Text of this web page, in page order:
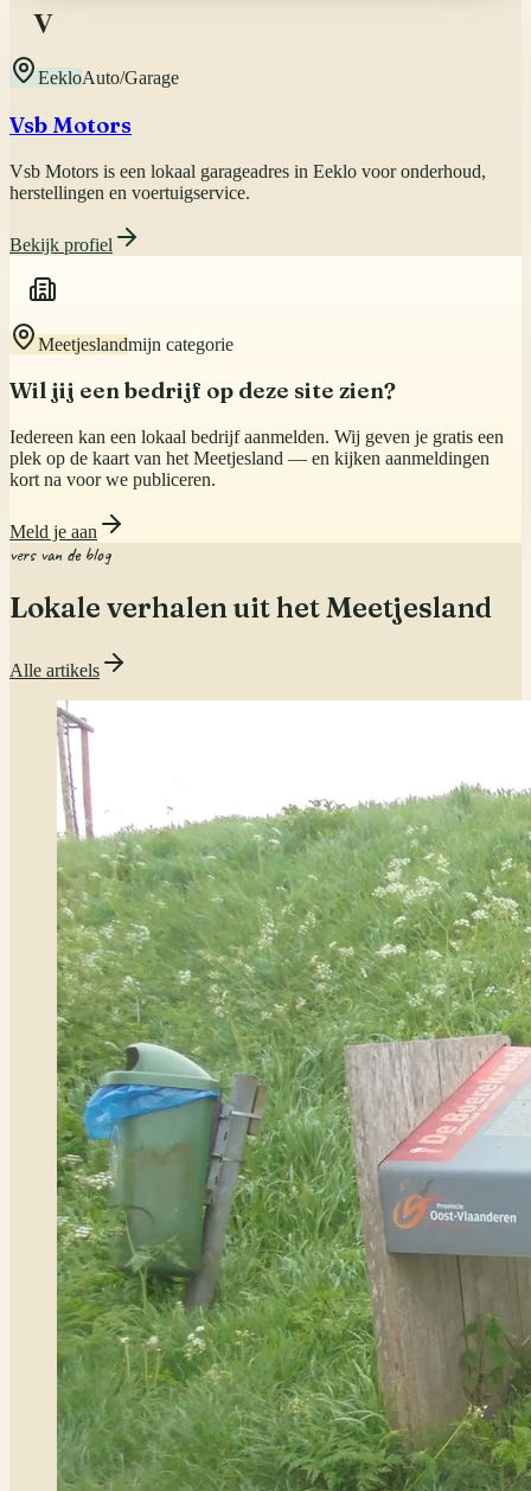
V
EekloAuto/Garage
Vsb Motors
Vsb Motors is een lokaal garageadres in Eeklo voor onderhoud,
herstellingen en voertuigservice.
Bekijk profiel
Meetjeslandmijn categorie
Wil jij een bedrijf op deze site zien?
Iedereen kan een lokaal bedrijf aanmelden. Wij geven je gratis een
plek op de kaart van het Meetjesland — en kijken aanmeldingen
kort na voor we publiceren.
Meld je aan
vers van de blog
Lokale verhalen uit het Meetjesland
Alle artikels